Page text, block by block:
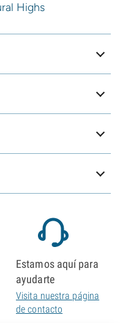
Highs
Estamos aquí para
ayudarte
Visita nuestra página
de contacto